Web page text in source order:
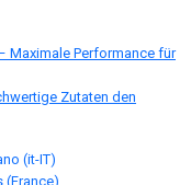
Maximale Performance für
Zutaten den